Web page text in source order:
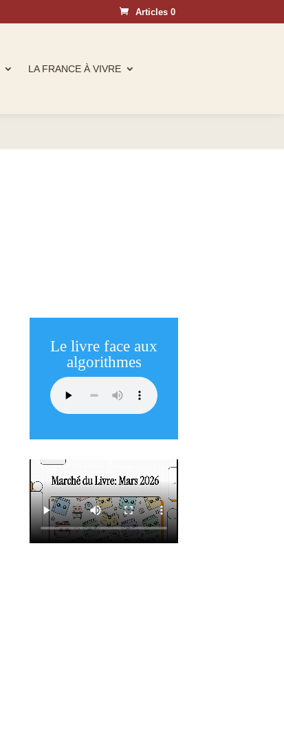
Articles 0
LA FRANCE À VIVRE
Le livre face aux
algorithmes